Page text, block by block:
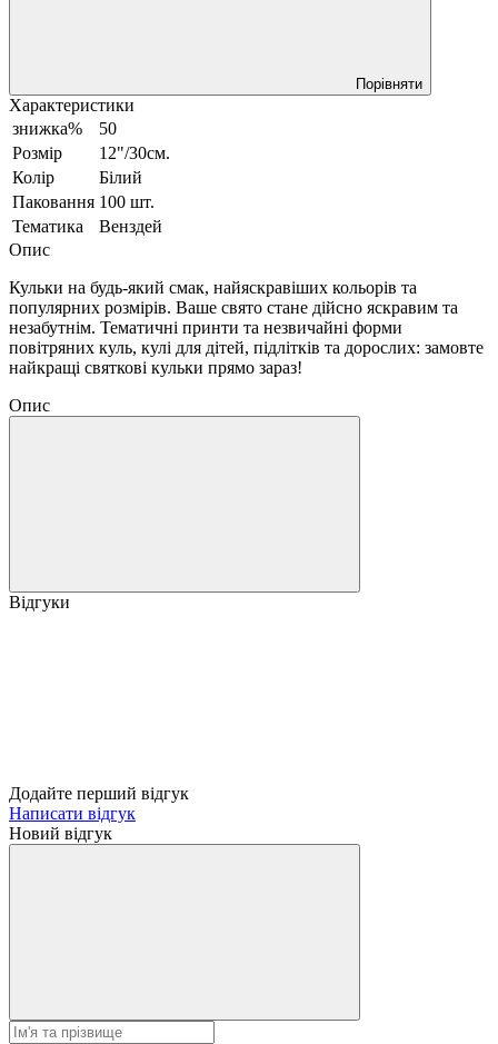
Порівняти
Характеристики
знижка%
50
Розмір
12"/30см.
Колір
Білий
Паковання 100 шт.
Тематика
Венздей
Опис
Кульки на будь-який смак, найяскравіших кольорів та
популярних розмірів. Ваше свято стане дійсно яскравим та
незабутнім. Тематичні принти та незвичайні форми
повітряних куль, кулі для дітей, підлітків та дорослих: замовте
найкращі святкові кульки прямо зараз!
Опис
Відгуки
Додайте перший відгук
Написати відгук
Новий відгук